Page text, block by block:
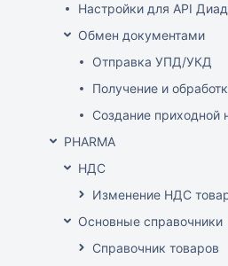
Настройки для API
Обмен документами
Отправка УПД/УКД
Получение и
Создание приходной
PHARMA
НДС
Изменение НДС
Основные справочники
Справочник товаров